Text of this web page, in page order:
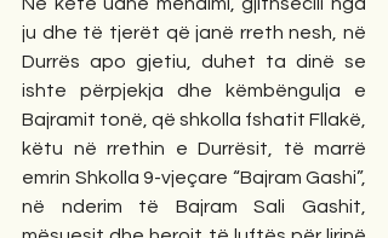
ju dhe të tjerët që janë rreth nesh, në
Durrës apo gjetiu, duhet ta dinë se
ishte përpjekja dhe këmbëngulja e
Bajramit tonë, që shkolla fshatit Fllakë,
këtu në rrethin e Durrësit, të marrë
emrin Shkolla 9-vjeçare “Bajram Gashi”,
në nderim të Bajram Sali Gashit,